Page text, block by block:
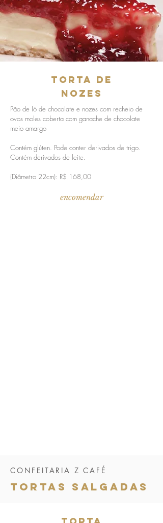
torta de
nozes
Pão de ló de chocolate e nozes com recheio de
ovos moles coberta com ganache de chocolate
meio amargo
Contém glúten. Pode conter derivados de trigo.
Contém derivados de leite.
(Diâmetro 22cm): R$ 168,00
encomendar
CONFEITARIA Z CAFÉ
TORTAS SALGADAS